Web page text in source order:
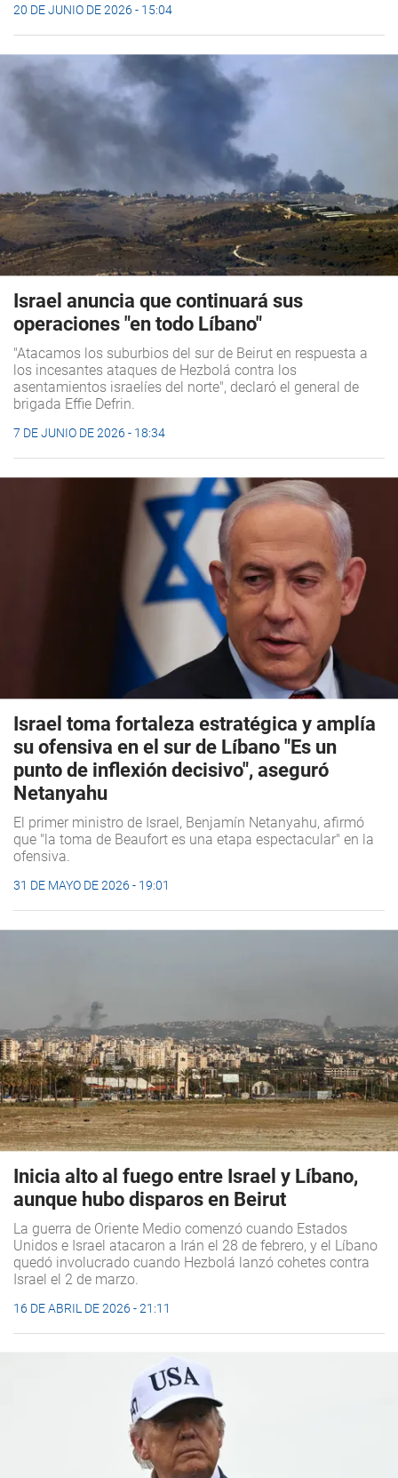
20 DE JUNIO DE 2026 - 15:04
Israel anuncia que continuará sus
operaciones "en todo Líbano"
"Atacamos los suburbios del sur de Beirut en respuesta a
los incesantes ataques de Hezbolá contra los
asentamientos israelíes del norte", declaró el general de
brigada Effie Defrin.
7 DE JUNIO DE 2026 - 18:34
Israel toma fortaleza estratégica y amplía
su ofensiva en el sur de Líbano "Es un
punto de inflexión decisivo", aseguró
Netanyahu
El primer ministro de Israel, Benjamín Netanyahu, afirmó
que "la toma de Beaufort es una etapa espectacular" en la
ofensiva.
31 DE MAYO DE 2026 - 19:01
Inicia alto al fuego entre Israel y Líbano,
aunque hubo disparos en Beirut
La guerra de Oriente Medio comenzó cuando Estados
Unidos e Israel atacaron a Irán el 28 de febrero, y el Líbano
quedó involucrado cuando Hezbolá lanzó cohetes contra
Israel el 2 de marzo.
16 DE ABRIL DE 2026 - 21:11